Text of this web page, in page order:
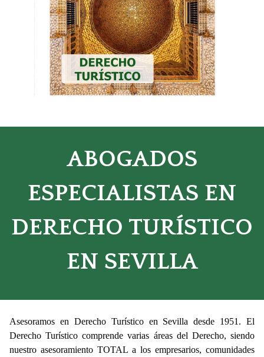
ABOGADOS
ESPECIALISTAS EN
DERECHO TURÍSTICO
EN SEVILLA
Asesoramos en Derecho Turístico en Sevilla desde 1951. El
Derecho Turístico comprende varias áreas del Derecho, siendo
nuestro asesoramiento TOTAL a los empresarios, comunidades